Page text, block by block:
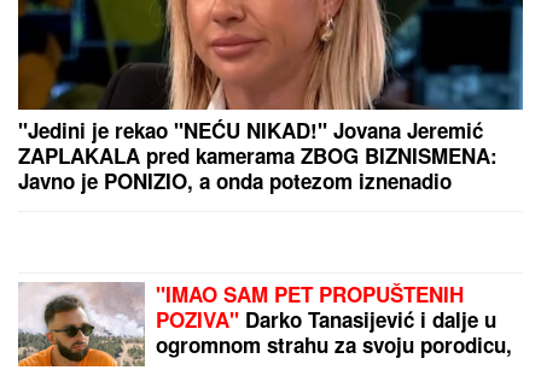
POLICIJA STIGLA U TRŽNI CENTAR